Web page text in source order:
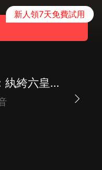
新人領7天免費試用
【真人】天下為聘：紈絝六皇妃|重生權謀|復仇虐渣|大女主|多人有聲劇